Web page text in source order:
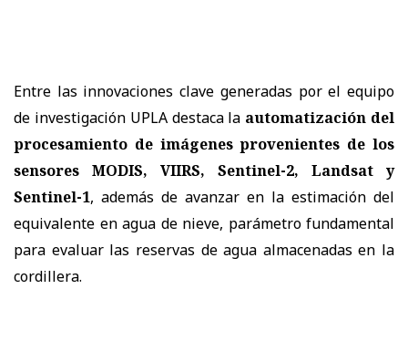
Entre las innovaciones clave generadas por el equipo
de investigación UPLA destaca la automatización del
procesamiento de imágenes provenientes de los
sensores MODIS, VIIRS, Sentinel-2, Landsat y
Sentinel-1, además de avanzar en la estimación del
equivalente en agua de nieve, parámetro fundamental
para evaluar las reservas de agua almacenadas en la
cordillera.